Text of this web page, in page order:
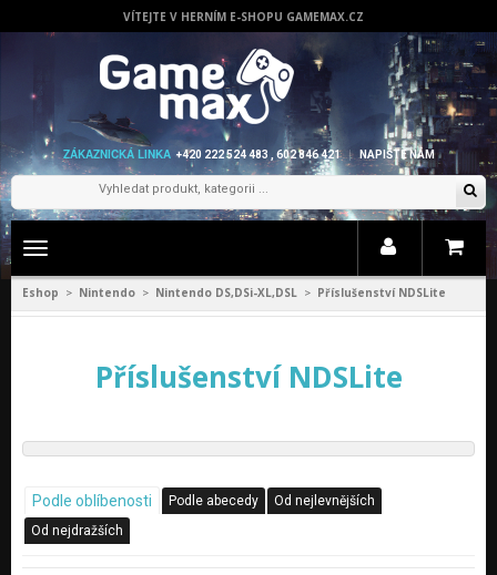
VÍTEJTE V HERNÍM E-SHOPU GAMEMAX.CZ
ZÁKAZNICKÁ LINKA +420 222 524 483 , 602 846 421 NAPIŠTE NÁM
Zobrazit
Eshop > Nintendo > Nintendo DS,DSi-XL,DSL > Příslušenství NDSLite
Příslušenství NDSLite
Podle oblíbenosti Podle abecedy
Od nejlevnějších
Od nejdražších